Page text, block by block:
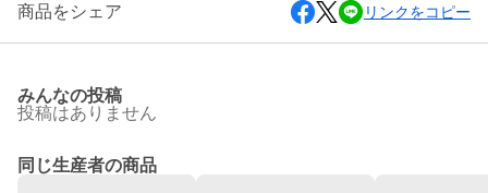
商品をシェア リンクをコピー
みんなの投稿
投稿はありません
同じ生産者の商品